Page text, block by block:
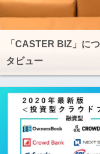
「CASTER BIZ」に
タビュー